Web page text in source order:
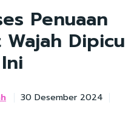
Penuaan
Dipicu
30 Desember 2024